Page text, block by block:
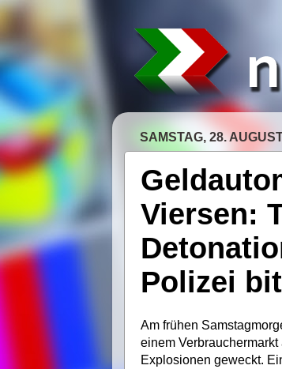
SAMSTAG, 28.
Viersen:
Polizei
Am frühen
einem
Explosionen geweckt.